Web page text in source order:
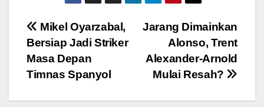
Post
navigation
Jarang Dimainkan
Alonso, Trent
Alexander-Arnold
Mulai Resah?
Mikel Oyarzabal,
Bersiap Jadi Striker
Masa Depan
Timnas Spanyol